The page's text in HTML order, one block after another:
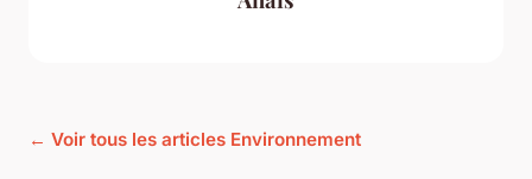
← Voir tous les articles Environnement